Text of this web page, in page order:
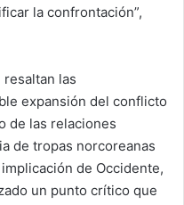
la confrontación”,
las
expansión del conflicto
de las relaciones
de tropas norcoreanas
de Occidente,
un punto crítico que